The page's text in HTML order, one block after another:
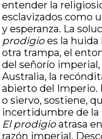
entender la
esclavizados como
y esperanza. La
prodigioes la huida
otra trampa, el
del señorío
Australia, la
abierto del Imperio.
o siervo, sostiene,
incertidumbre de la
El prodigioatrasa
razón imperial.